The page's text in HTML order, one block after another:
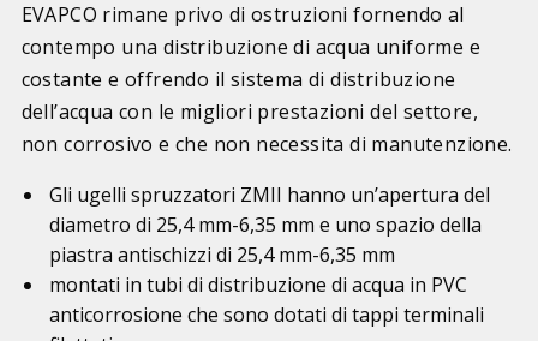
EVAPCO rimane privo di ostruzioni fornendo al
contempo una distribuzione di acqua uniforme e
costante e offrendo il sistema di distribuzione
dell’acqua con le migliori prestazioni del settore,
non corrosivo e che non necessita di manutenzione.
Gli ugelli spruzzatori ZMII hanno un’apertura del
diametro di 25,4 mm-6,35 mm e uno spazio della
piastra antischizzi di 25,4 mm-6,35 mm
montati in tubi di distribuzione di acqua in PVC
anticorrosione che sono dotati di tappi terminali